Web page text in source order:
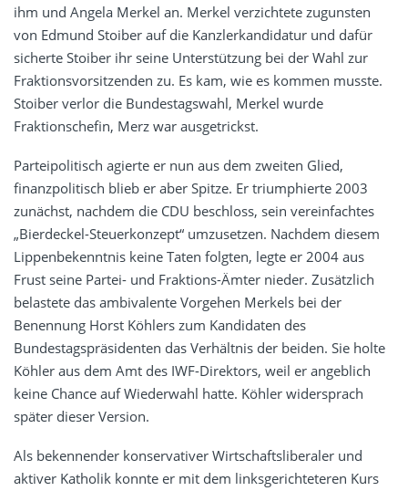
ihm und Angela Merkel an. Merkel verzichtete zugunsten
von Edmund Stoiber auf die Kanzlerkandidatur und dafür
sicherte Stoiber ihr seine Unterstützung bei der Wahl zur
Fraktionsvorsitzenden zu. Es kam, wie es kommen musste.
Stoiber verlor die Bundestagswahl, Merkel wurde
Fraktionschefin, Merz war ausgetrickst.
Parteipolitisch agierte er nun aus dem zweiten Glied,
finanzpolitisch blieb er aber Spitze. Er triumphierte 2003
zunächst, nachdem die CDU beschloss, sein vereinfachtes
„Bierdeckel-Steuerkonzept“ umzusetzen. Nachdem diesem
Lippenbekenntnis keine Taten folgten, legte er 2004 aus
Frust seine Partei- und Fraktions-Ämter nieder. Zusätzlich
belastete das ambivalente Vorgehen Merkels bei der
Benennung Horst Köhlers zum Kandidaten des
Bundestagspräsidenten das Verhältnis der beiden. Sie holte
Köhler aus dem Amt des IWF-Direktors, weil er angeblich
keine Chance auf Wiederwahl hatte. Köhler widersprach
später dieser Version.
Als bekennender konservativer Wirtschaftsliberaler und
aktiver Katholik konnte er mit dem linksgerichteteren Kurs